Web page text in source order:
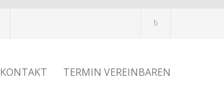
KONTAKT TERMIN VEREINBAREN